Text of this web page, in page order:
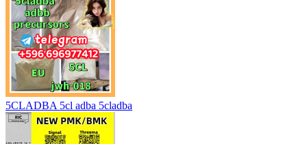
5CLADBA 5cl adba 5cladba